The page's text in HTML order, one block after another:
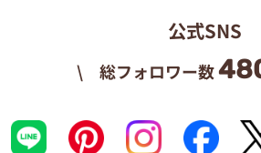
公式SNS
\ 総フォロワー数